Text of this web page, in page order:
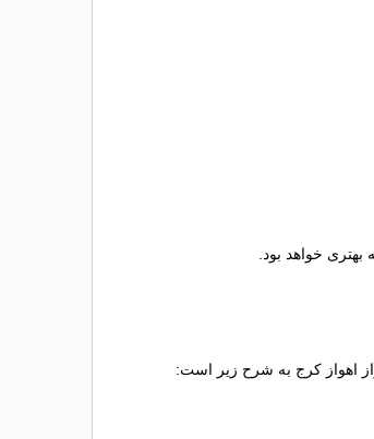
خواهد بود.
اهواز کرج به شرح زیر است: